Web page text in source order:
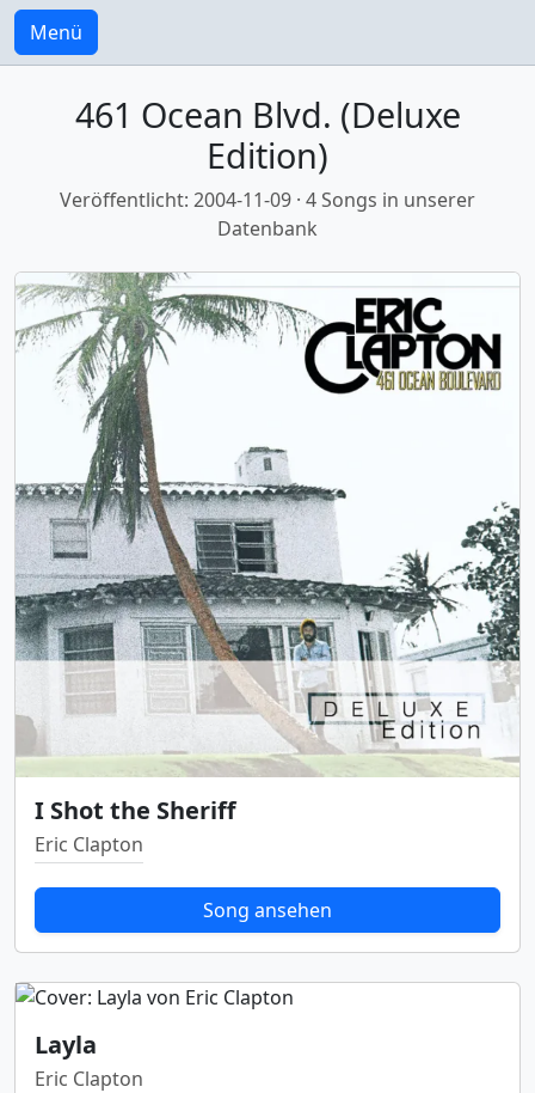
Menü
461 Ocean Blvd. (Deluxe
Edition)
Veröffentlicht: 2004-11-09 · 4 Songs in unserer
Datenbank
I Shot the Sheriff
Eric Clapton
Song ansehen
Layla
Eric Clapton